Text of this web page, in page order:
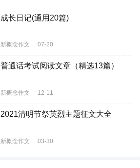
成长日记(通用20篇)
新概念作文 07-20
普通话考试阅读文章（精选13篇）
新概念作文 12-11
2021清明节祭英烈主题征文大全
新概念作文 03-30